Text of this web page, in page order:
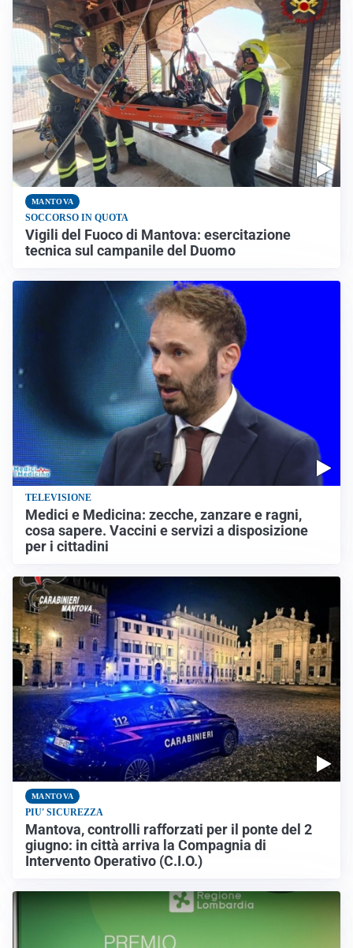
MANTOVA
SOCCORSO IN QUOTA
Vigili del Fuoco di Mantova: esercitazione
tecnica sul campanile del Duomo
TELEVISIONE
Medici e Medicina: zecche, zanzare e ragni,
cosa sapere. Vaccini e servizi a disposizione
per i cittadini
MANTOVA
PIU' SICUREZZA
Mantova, controlli rafforzati per il ponte del 2
giugno: in città arriva la Compagnia di
Intervento Operativo (C.I.O.)